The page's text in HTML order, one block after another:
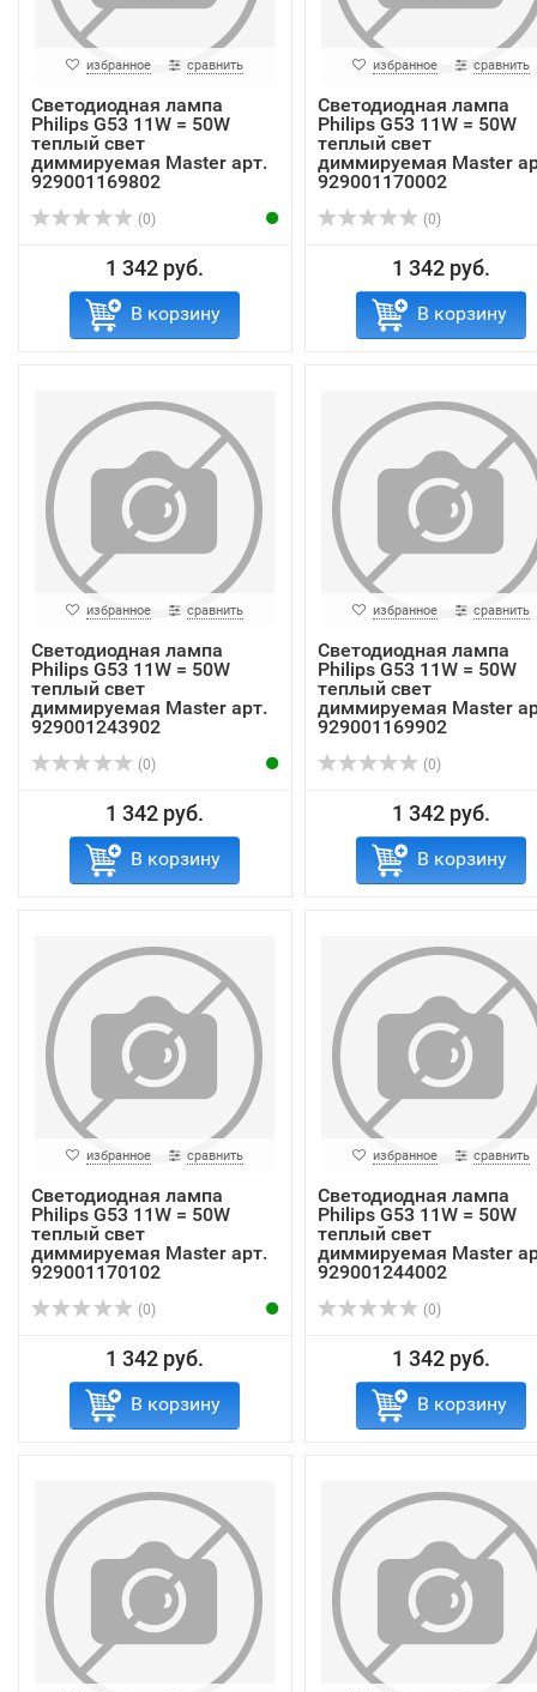
избранное сравнить
Светодиодная лампа
Philips G53 11W = 50W
теплый свет
диммируемая Master арт.
929001169802
(0)
1 342 руб.
В корзину
избранное сравнить
Светодиодная лампа
Philips G53 11W = 50W
теплый свет
диммируемая Master
929001170002
(0)
1 342 руб.
В корзину
избранное сравнить
Светодиодная лампа
Philips G53 11W = 50W
теплый свет
диммируемая Master арт.
929001243902
(0)
1 342 руб.
В корзину
избранное сравнить
Светодиодная лампа
Philips G53 11W = 50W
теплый свет
диммируемая Master
929001169902
(0)
1 342 руб.
В корзину
избранное сравнить
Светодиодная лампа
Philips G53 11W = 50W
теплый свет
диммируемая Master арт.
929001170102
(0)
1 342 руб.
В корзину
избранное сравнить
Светодиодная лампа
Philips G53 11W = 50W
теплый свет
диммируемая Master
929001244002
(0)
1 342 руб.
В корзину